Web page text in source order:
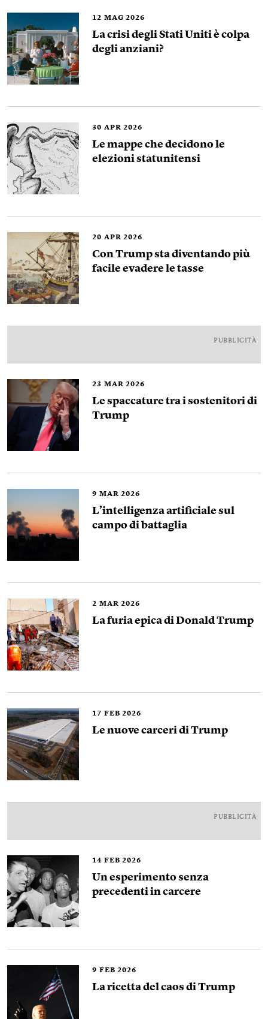
12 MAG 2026
La crisi degli Stati Uniti è colpa
degli anziani?
30 APR 2026
Le mappe che decidono le
elezioni statunitensi
20 APR 2026
Con Trump sta diventando più
facile evadere le tasse
PUBBLICITÀ
23 MAR 2026
Le spaccature tra i sostenitori di
Trump
9 MAR 2026
L’intelligenza artificiale sul
campo di battaglia
2 MAR 2026
La furia epica di Donald Trump
17 FEB 2026
Le nuove carceri di Trump
PUBBLICITÀ
14 FEB 2026
Un esperimento senza
precedenti in carcere
9 FEB 2026
La ricetta del caos di Trump